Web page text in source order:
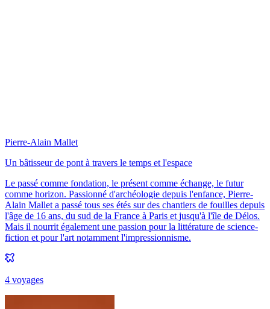
Pierre-Alain Mallet
Un bâtisseur de pont à travers le temps et l'espace
Le passé comme fondation, le présent comme échange, le futur
comme horizon. Passionné d'archéologie depuis l'enfance, Pierre-
Alain Mallet a passé tous ses étés sur des chantiers de fouilles depuis
l'âge de 16 ans, du sud de la France à Paris et jusqu'à l'île de Délos.
Mais il nourrit également une passion pour la littérature de science-
fiction et pour l'art notamment l'impressionnisme.
4 voyages